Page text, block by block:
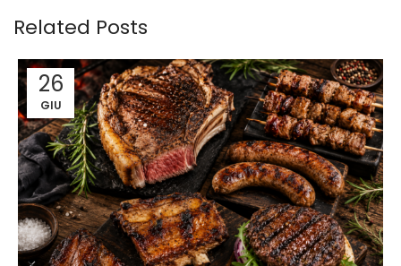
Related Posts
26
GIU